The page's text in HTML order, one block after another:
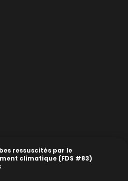
ressuscités par le
climatique (FDS #83)